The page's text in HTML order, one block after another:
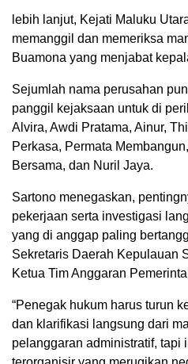
lebih lanjut, Kejati Maluku
memanggil dan memeriksa
Buamona yang menjabat
Sejumlah nama perusahan
panggil kejaksaan untuk di
Alvira, Awdi Pratama, Ainur,
Perkasa, Permata
Bersama, dan Nuril Jaya.
Sartono menegaskan,
pekerjaan serta investigasi
yang di anggap paling
Sekretaris Daerah Kepulauan
Ketua Tim Anggaran
“Penegak hukum harus turun
dan klarifikasi langsung dari
pelanggaran administratif, tapi